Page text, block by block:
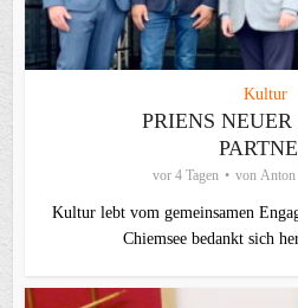
Kultur
PRIENS
vor 4 Tagen von Anton
Kultur lebt vom gemeinsamen
Chiemsee bedankt sich